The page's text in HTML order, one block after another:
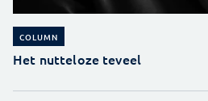
COLUMN
Het nutteloze teveel